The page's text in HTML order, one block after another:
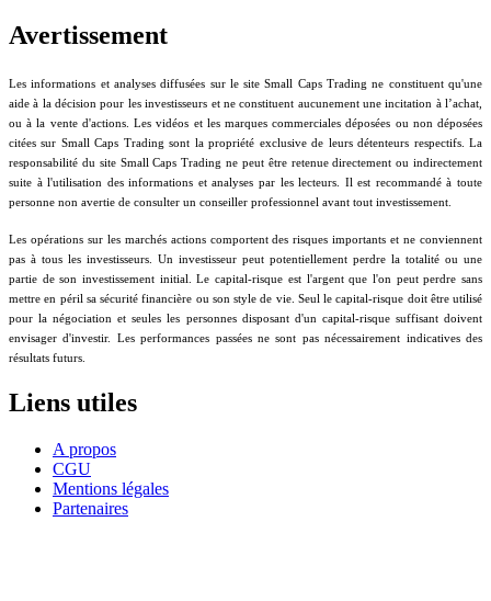
Avertissement
Les informations et analyses diffusées sur le site Small Caps Trading ne constituent qu'une
aide à la décision pour les investisseurs et ne constituent aucunement une incitation à l’achat,
ou à la vente d'actions. Les vidéos et les marques commerciales déposées ou non déposées
citées sur Small Caps Trading sont la propriété exclusive de leurs détenteurs respectifs. La
responsabilité du site Small Caps Trading ne peut être retenue directement ou indirectement
suite à l'utilisation des informations et analyses par les lecteurs. Il est recommandé à toute
personne non avertie de consulter un conseiller professionnel avant tout investissement.
Les opérations sur les marchés actions comportent des risques importants et ne conviennent
pas à tous les investisseurs. Un investisseur peut potentiellement perdre la totalité ou une
partie de son investissement initial. Le capital-risque est l'argent que l'on peut perdre sans
mettre en péril sa sécurité financière ou son style de vie. Seul le capital-risque doit être utilisé
pour la négociation et seules les personnes disposant d'un capital-risque suffisant doivent
envisager d'investir. Les performances passées ne sont pas nécessairement indicatives des
résultats futurs.
Liens utiles
A propos
CGU
Mentions légales
Partenaires